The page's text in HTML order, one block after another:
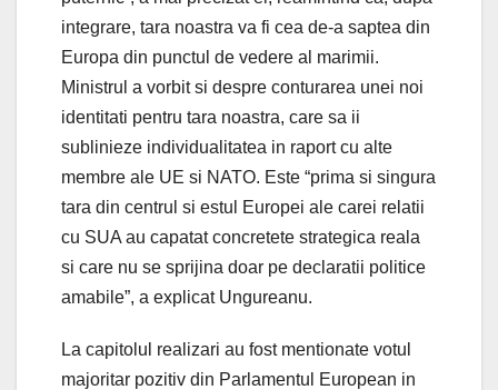
integrare, tara noastra va fi cea de-a saptea din
Europa din punctul de vedere al marimii.
Ministrul a vorbit si despre conturarea unei noi
identitati pentru tara noastra, care sa ii
sublinieze individualitatea in raport cu alte
membre ale UE si NATO. Este “prima si singura
tara din centrul si estul Europei ale carei relatii
cu SUA au capatat concretete strategica reala
si care nu se sprijina doar pe declaratii politice
amabile”, a explicat Ungureanu.
La capitolul realizari au fost mentionate votul
majoritar pozitiv din Parlamentul European in